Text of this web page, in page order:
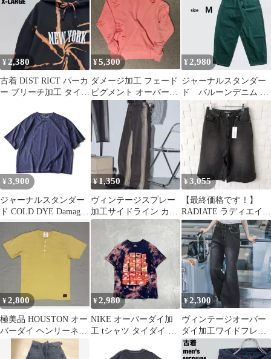
¥2,380
古着 DIST RICT パーカ
ー ブリーチ加工 タイダ
¥5,300
ダメージ加工 フェード
ピグメント オーバーダ
イSW ZARA US / M
¥2,980
ジャーナルスタンダー
ド バルーンデニム カ
ラーオーバーダイ パ
ンツ グリーン M
¥ 3,900
ジャーナルスタンダー
ド COLD DYE Damage
Neck Tシャツ
¥ 1,350
ヴィンテージスプレー
加工サイドライン カッ
トオフ ワイドデニムパ
¥3,055
【最終価格です！】
RADIATE ラディエイト
オーバーダイデニムハ
ーフパンツ
¥2,800
極美品 HOUSTON オー
バーダイ ヘンリーネッ
ク Tシャツ XL マスタ
¥2,980
NIKE オーバーダイ加
工 tシャツ タイダイ 迷
¥2,300
ヴィンテージオーバー
ダイ加工ワイドフレア
デニムパンツ